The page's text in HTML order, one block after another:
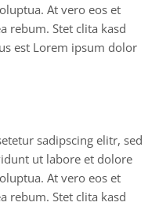
At vero eos et
rebum. Stet clita kasd
est Lorem ipsum dolor
sadipscing elitr, sed
ut labore et dolore
At vero eos et
rebum. Stet clita kasd